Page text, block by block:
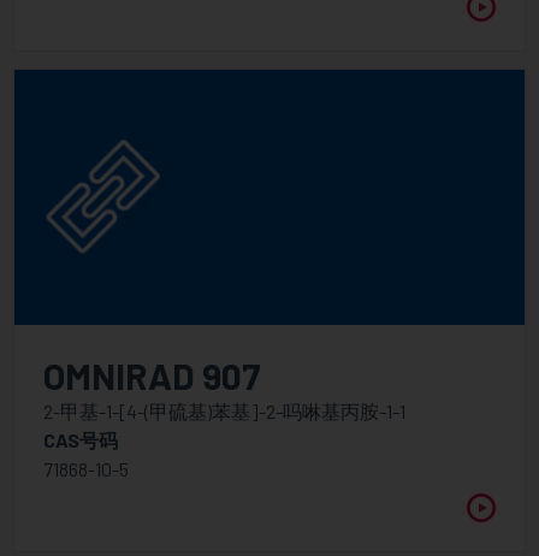
OMNIRAD 907
2-甲基-1-[4-(甲硫基)苯基]-2-吗啉基丙胺-1-1
CAS号码
71868-10-5